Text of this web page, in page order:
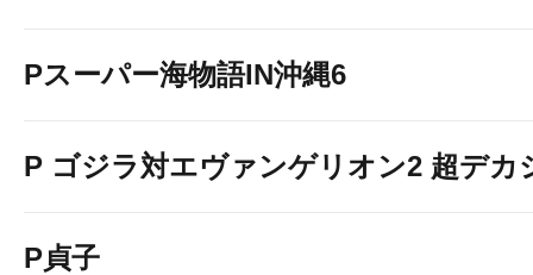
Pスーパー海物語IN沖縄6
P ゴジラ対エヴァンゲリオン2 超デカ
P貞子